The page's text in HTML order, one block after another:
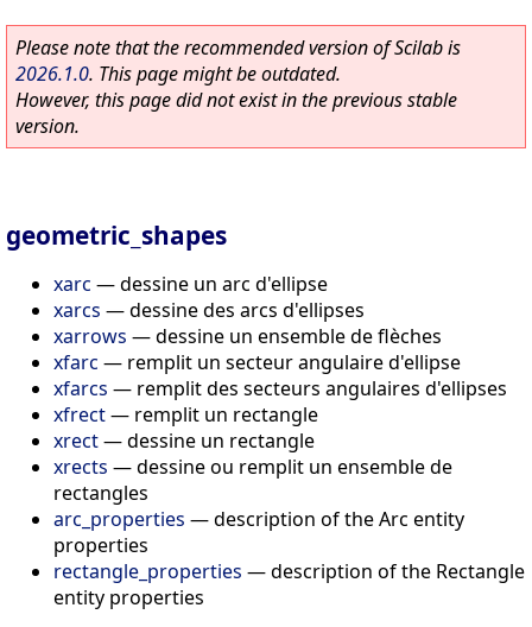
Please note that the recommended version of Scilab is
2026.1.0. This page might be outdated.
However, this page did not exist in the previous stable
version.
geometric_shapes
xarc —dessine un arc d'ellipse
xarcs —dessine des arcs d'ellipses
xarrows —dessine un ensemble de flèches
xfarc — remplit un secteur angulaire d'ellipse
xfarcs — remplit des secteurs angulaires d'ellipses
xfrect— remplit un rectangle
xrect—dessine un rectangle
xrects —dessine ou remplit un ensemble de
rectangles
arc_properties —description of the Arc entity
properties
rectangle_properties —description of the Rectangle
entity properties